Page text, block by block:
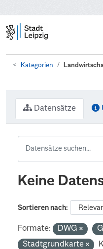
Kategorien
Datensätze
Keine
Sortieren nach
Formate: DWG
Stadtgrundkarte